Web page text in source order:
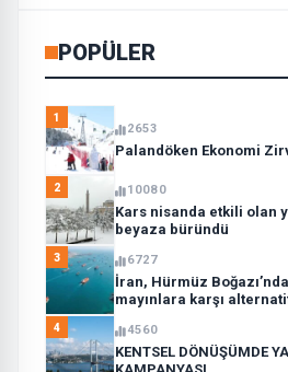
POPÜLER
1
2653
Palandöken Ekonomi
2 10080
Kars nisanda etkili olan
beyaza büründü
3 6727
İran, Hürmüz
mayınlara karşı
4 4560
KENTSEL DÖNÜŞÜMDE